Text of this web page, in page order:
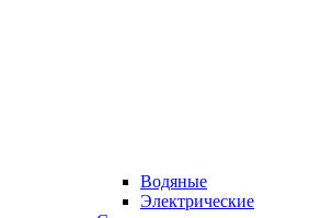
Водяные
Электрические